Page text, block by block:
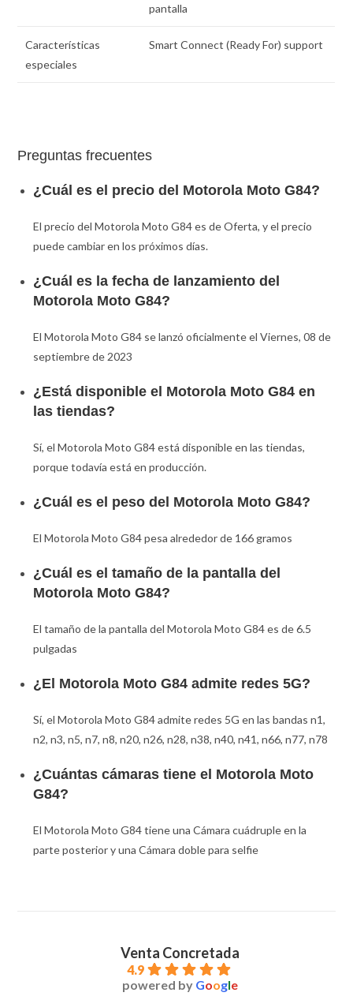
pantalla
Características
especiales
Smart Connect (Ready For) support
Preguntas frecuentes
¿Cuál es el precio del Motorola Moto G84?
El precio del Motorola Moto G84 es de Oferta, y el precio
puede cambiar en los próximos días.
¿Cuál es la fecha de lanzamiento del
Motorola Moto G84?
El Motorola Moto G84 se lanzó oficialmente el Viernes, 08 de
septiembre de 2023
¿Está disponible el Motorola Moto G84 en
las tiendas?
Sí, el Motorola Moto G84 está disponible en las tiendas,
porque todavía está en producción.
¿Cuál es el peso del Motorola Moto G84?
El Motorola Moto G84 pesa alrededor de 166 gramos
¿Cuál es el tamaño de la pantalla del
Motorola Moto G84?
El tamaño de la pantalla del Motorola Moto G84 es de 6.5
pulgadas
¿El Motorola Moto G84 admite redes 5G?
Sí, el Motorola Moto G84 admite redes 5G en las bandas n1,
n2, n3, n5, n7, n8, n20, n26, n28, n38, n40, n41, n66, n77, n78
¿Cuántas cámaras tiene el Motorola Moto
G84?
El Motorola Moto G84 tiene una Cámara cuádruple en la
parte posterior y una Cámara doble para selfie
Venta Concretada
4.9
powered by Google